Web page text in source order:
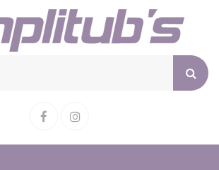
FacebookInstagram
panel